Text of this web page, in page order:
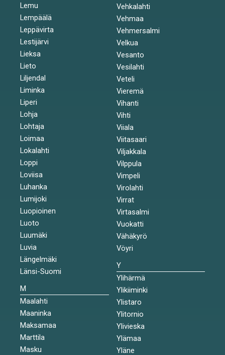
Lemu
Lempäälä
Leppävirta
Lestijärvi
Lieksa
Lieto
Liljendal
Liminka
Liperi
Lohja
Lohtaja
Loimaa
Lokalahti
Loppi
Loviisa
Luhanka
Lumijoki
Luopioinen
Luoto
Luumäki
Luvia
Längelmäki
Länsi-Suomi
M
Maalahti
Maaninka
Maksamaa
Marttila
Masku
Vehkalahti
Vehmaa
Vehmersalmi
Velkua
Vesanto
Vesilahti
Veteli
Vieremä
Vihanti
Vihti
Viiala
Viitasaari
Viljakkala
Vilppula
Vimpeli
Virolahti
Virrat
Virtasalmi
Vuokatti
Vähäkyrö
Vöyri
Y
Ylihärmä
Ylikiiminki
Ylistaro
Ylitornio
Ylivieska
Ylämaa
Yläne